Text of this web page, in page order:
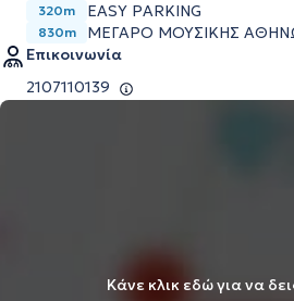
320m EASY PARKING
830m
ΜΕΓΆΡΟ ΜΟΥΣΙΚΉΣ
Επικοινωνία
2107110139
Κάνε κλικ εδώ για να